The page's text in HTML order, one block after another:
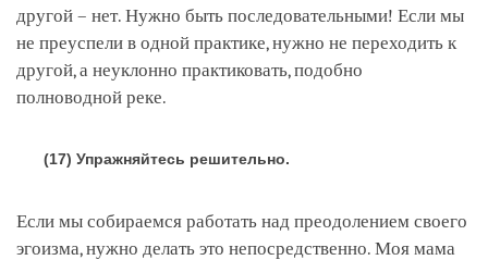
другой – нет. Нужно быть последовательными! Если мы
не преуспели в одной практике, нужно не переходить к
другой, а неуклонно практиковать, подобно
полноводной реке.
(17) Упражняйтесь решительно.
Если мы собираемся работать над преодолением своего
эгоизма, нужно делать это непосредственно. Моя мама